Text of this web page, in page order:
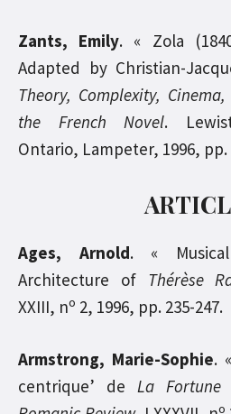
Zants, Emily. « Zola
Adapted by Christian-
Theory, Complexity,
the French Novel.
Ontario, Lampeter, 1996, pp.
Ages, Arnold. «
Architecture of Thérèse
XXIII, no 2, 1996, pp. 235-247.
Armstrong, Marie-Sophie.
centrique’ de La Fortune
o